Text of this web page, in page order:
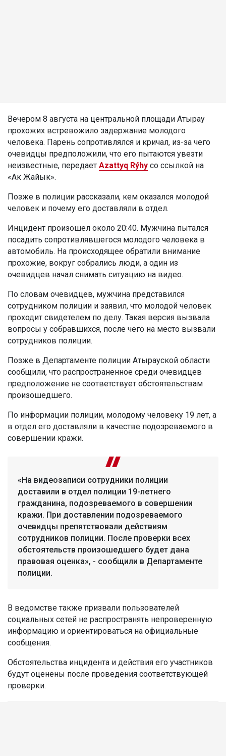
Вечером 8 августа на центральной площади Атырау
прохожих встревожило задержание молодого
человека. Парень сопротивлялся и кричал, из-за чего
очевидцы предположили, что его пытаются увезти
неизвестные, передает Azattyq Rýhy со ссылкой на
«Ак Жайык».
Позже в полиции рассказали, кем оказался молодой
человек и почему его доставляли в отдел.
Инцидент произошел около 20:40. Мужчина пытался
посадить сопротивлявшегося молодого человека в
автомобиль. На происходящее обратили внимание
прохожие, вокруг собрались люди, а один из
очевидцев начал снимать ситуацию на видео.
По словам очевидцев, мужчина представился
сотрудником полиции и заявил, что молодой человек
проходит свидетелем по делу. Такая версия вызвала
вопросы у собравшихся, после чего на место вызвали
сотрудников полиции.
Позже в Департаменте полиции Атырауской области
сообщили, что распространенное среди очевидцев
предположение не соответствует обстоятельствам
произошедшего.
По информации полиции, молодому человеку 19 лет, а
в отдел его доставляли в качестве подозреваемого в
совершении кражи.
«На видеозаписи сотрудники полиции
доставили в отдел полиции 19-летнего
гражданина, подозреваемого в совершении
кражи. При доставлении подозреваемого
очевидцы препятствовали действиям
сотрудников полиции. После проверки всех
обстоятельств произошедшего будет дана
правовая оценка», - сообщили в Департаменте
полиции.
В ведомстве также призвали пользователей
социальных сетей не распространять непроверенную
информацию и ориентироваться на официальные
сообщения.
Обстоятельства инцидента и действия его участников
будут оценены после проведения соответствующей
проверки.